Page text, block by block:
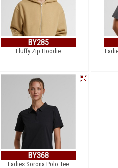
BY285
Fluffy Zip Hoodie
BY368
Ladies Sorona Polo Tee